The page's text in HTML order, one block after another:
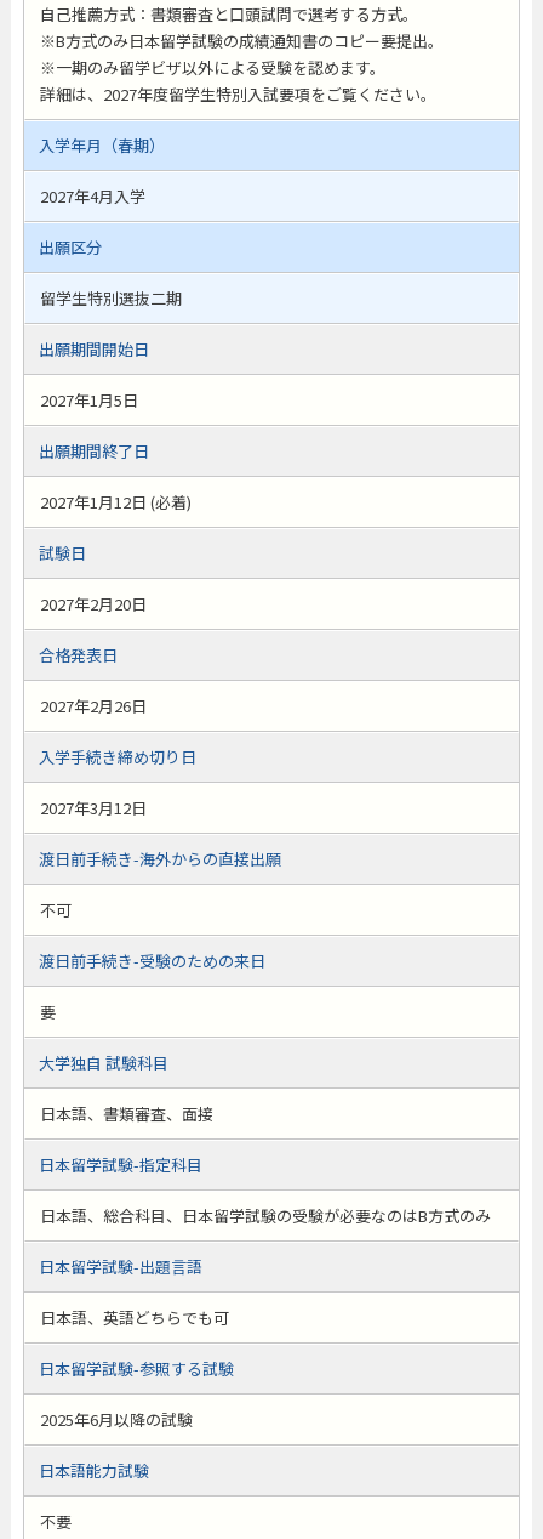
自己推薦方式：書類審査と口頭試問で選考する方式。
※B方式のみ日本留学試験の成績通知書のコピー要提出。
※一期のみ留学ビザ以外による受験を認めます。
詳細は、2027年度留学生特別入試要項をご覧ください。
入学年月（春期）
2027年4月入学
出願区分
留学生特別選抜二期
出願期間開始日
2027年1月5日
出願期間終了日
2027年1月12日 (必着)
試験日
2027年2月20日
合格発表日
2027年2月26日
入学手続き締め切り日
2027年3月12日
渡日前手続き-海外からの直接出願
不可
渡日前手続き-受験のための来日
要
大学独自 試験科目
日本語、書類審査、面接
日本留学試験-指定科目
日本語、総合科目、日本留学試験の受験が必要なのはB方式のみ
日本留学試験-出題言語
日本語、英語どちらでも可
日本留学試験-参照する試験
2025年6月以降の試験
日本語能力試験
不要